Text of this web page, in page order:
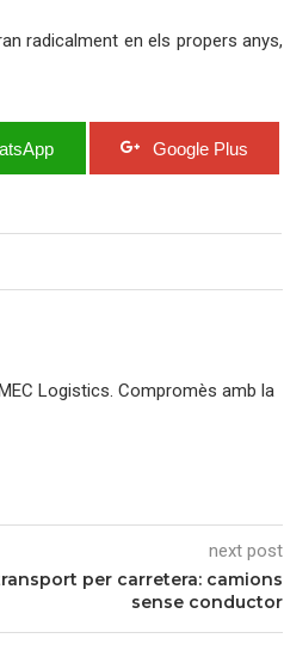
radicalment en els propers anys,
Google Plus
Logistics. Compromès amb la
next post
per carretera: camions
sense conductor